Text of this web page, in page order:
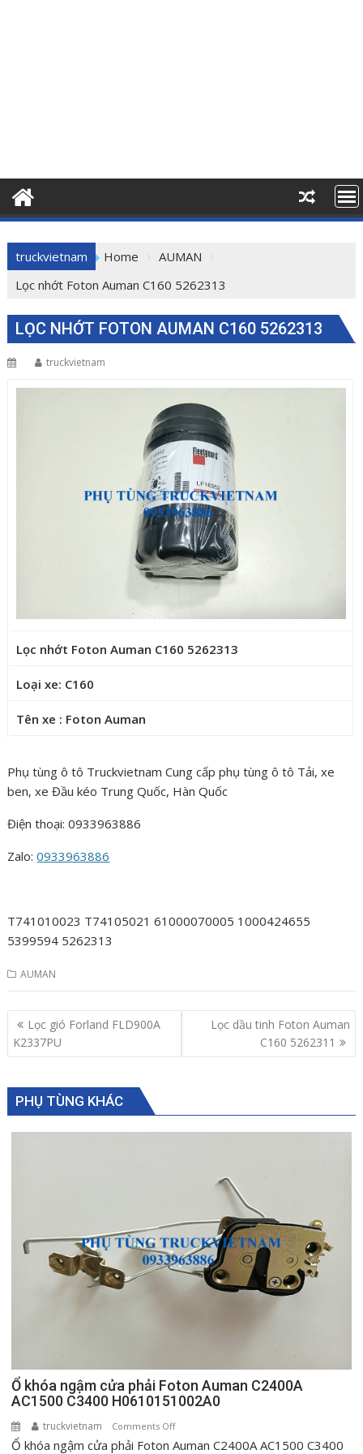
truckvietnam Home
AUMAN
Lọc nhớt Foton Auman C160 5262313
LỌC NHỚT FOTON AUMAN C160 5262313
truckvietnam
Lọc nhớt Foton Auman C160 5262313
Loại xe: C160
Tên xe : Foton Auman
Phụ tùng ô tô Truckvietnam Cung cấp phụ tùng ô tô Tải, xe
ben, xe Đầu kéo Trung Quốc, Hàn Quốc
Điện thoại: 0933963886
Zalo:0933963886
T741010023 T74105021 61000070005 1000424655
5399594 5262313
AUMAN
Post
navigation
Lọc gió Forland FLD900A
K2337PU
Lọc dầu tinh Foton Auman
C160 5262311
PHỤ TÙNG KHÁC
Ổ khóa ngậm cửa phải Foton Auman C2400A
AC1500 C3400 H0610151002A0
truckvietnam Comments Offon
Ổ
Ổ khóa ngậm cửa phải Foton Auman C2400A AC1500 C3400